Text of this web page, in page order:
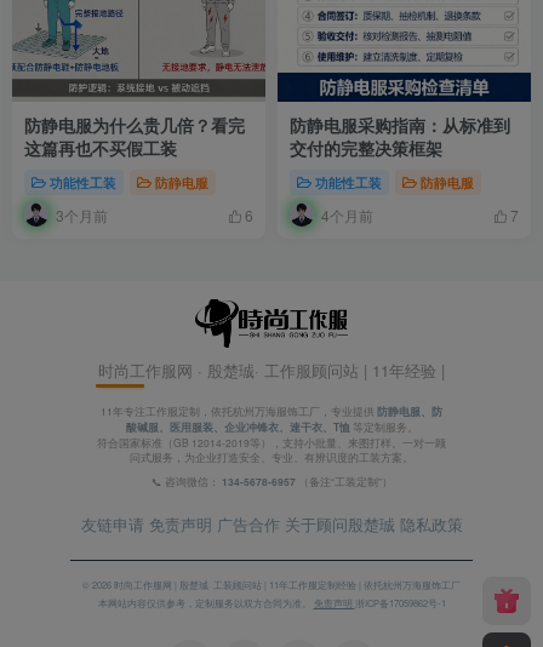
防静电服为什么贵几倍？看完
这篇再也不买假工装
功能性工装 防静电服
3个月前 6
防静电服采购指南：从标准到
交付的完整决策框架
功能性工装 防静电服
4个月前 7
时尚工作服网 · 殷楚珹· 工作服顾问站 | 11年经验 |
11年专注工作服定制，依托杭州万海服饰工厂，专业提供 防静电服、防
酸碱服、医用服装、企业冲锋衣、速干衣、T恤 等定制服务。
符合国家标准（GB 12014-2019等），支持小批量、来图打样。一对一顾
问式服务，为企业打造安全、专业、有辨识度的工装方案。
📞 咨询微信： 134-5678-6957 （备注“工装定制”）
友链申请 免责声明 广告合作 关于顾问殷楚珹 隐私政策
© 2026 时尚工作服网 | 殷楚珹· 工装顾问站 | 11年工作服定制经验 | 依托杭州万海服饰工厂
本网站内容仅供参考，定制服务以双方合同为准。
免责声明 浙ICP备17059862号-1